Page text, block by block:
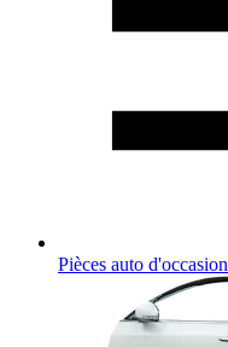
Pièces auto d'occasion